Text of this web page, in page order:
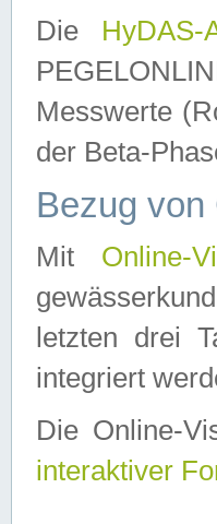
Die HyDAS-
Messwerte
der Beta-
Bezug von
Mit Online-
letzten drei
integriert
Die Online-
interaktiver